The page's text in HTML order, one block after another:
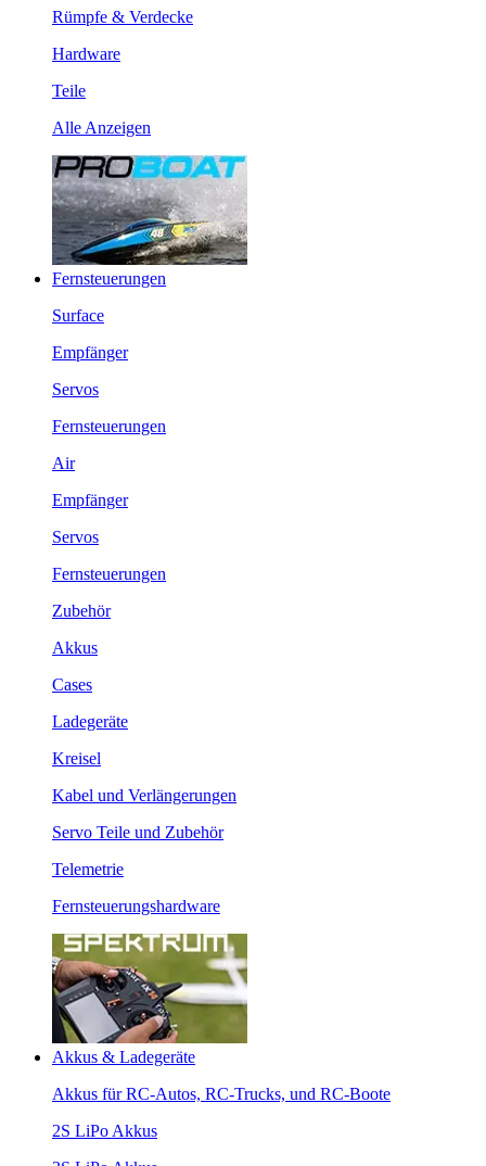
Rümpfe & Verdecke
Hardware
Teile
Alle Anzeigen
Fernsteuerungen
Surface
Empfänger
Servos
Fernsteuerungen
Air
Empfänger
Servos
Fernsteuerungen
Zubehör
Akkus
Cases
Ladegeräte
Kreisel
Kabel und Verlängerungen
Servo Teile und Zubehör
Telemetrie
Fernsteuerungshardware
Akkus & Ladegeräte
Akkus für RC-Autos, RC-Trucks, und RC-Boote
2S LiPo Akkus